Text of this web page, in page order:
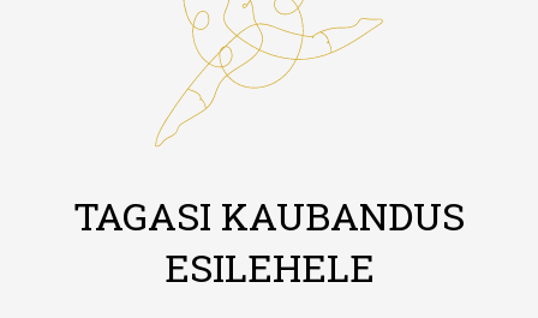
TAGASI KAUBANDUS
ESILEHELE